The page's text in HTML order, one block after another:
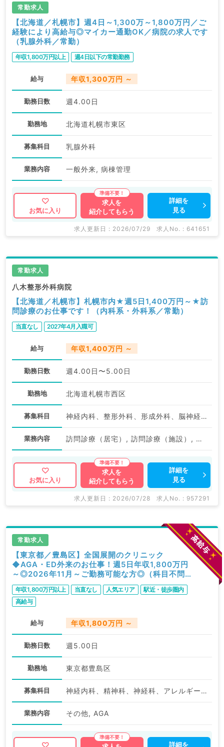
常勤求人
【北海道／札幌市】週4日～1,300万～1,800万円／ご
経験により高給与◎マイカー通勤OK／病院の求人です
（乳腺外科／常勤）
年収1,800万円以上 週4日以下の常勤勤務
給与 年収1,300万円 ～
勤務日数 週4.00日
勤務地 北海道札幌市東区
募集科目 乳腺外科
業務内容 一般外来, 病棟管理
お気に入り
求人を
紹介してもらう
詳細を
見る
求人更新日 : 2026/07/29 求人No. : 641651
常勤求人
八木整形外科病院
【北海道／札幌市】札幌市内★週5日1,400万円～★訪
問診療のお仕事です！（内科系・外科系／常勤）
当直なし 2027年4月入職可
給与 年収1,400万円 ～
勤務日数 週4.00日〜5.00日
勤務地 北海道札幌市西区
募集科目 神経内科、整形外科、形成外科、脳神経外科、呼吸器外科、心臓血管外科、泌尿器科、一般内科、循環器内科、呼吸器内科、消化器内科、内分泌・代謝内科、腎臓内科、老年内科、血液内科、外科系全般、一般外科、消化器外科、乳腺外科、膠原病科、大腸・肛門外科
業務内容 訪問診療（居宅）, 訪問診療（施設）, その他
お気に入り
求人を
紹介してもらう
詳細を
見る
求人更新日 : 2026/07/28 求人No. : 957291
常勤求人
【東京都／豊島区】全国展開のクリニック
◆AGA・ED外来のお仕事！週5日年収1,800万円
～◎2026年11月～ご勤務可能な方◎（科目不問
／常勤）
年収1,800万円以上 当直なし 人気エリア
駅近・徒歩圏内
高給与
給与 年収1,800万円 ～
勤務日数 週5.00日
勤務地 東京都豊島区
募集科目 神経内科、精神科、神経科、アレルギー科、リウマチ科、小児科、整形外科、形成外科、美容外科、脳神経外科、呼吸器外科、心臓血管外科、小児外科、皮膚科、泌尿器科、産婦人科、産科、婦人科、眼科、耳鼻咽喉科、気管食道科、放射線科、リハビリテーション科、麻酔科、ペインクリニック、人工透析科、緩和ケア科、一般内科、循環器内科、呼吸器内科、消化器内科、内分泌・代謝内科、腎臓内科、老年内科、血液内科、外科系全般、一般外科、消化器外科、乳腺外科、総合診療科、美容皮膚科、健診・人間ドック、救急科・ＩＣＵ、病理科、基礎医学系、膠原病科、スポーツ整形外科、大腸・肛門外科、産業医、脊髄・脊椎外科、科目不問
業務内容 その他, AGA
詳細を